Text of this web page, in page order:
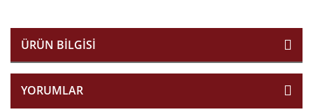
ÜRÜN BILGISI
YORUMLAR